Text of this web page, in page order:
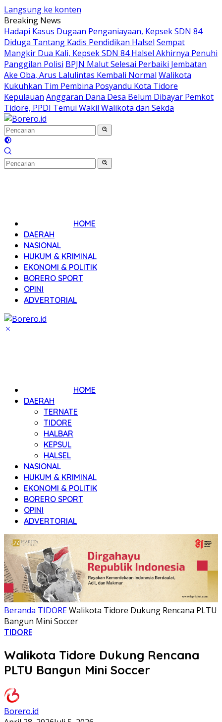
Langsung ke konten
Breaking News
Hadapi Kasus Dugaan Penganiayaan, Kepsek SDN 84
Diduga Tantang Kadis Pendidikan Halsel Sempat
Mangkir Dua Kali, Kepsek SDN 84 Halsel Akhirnya Penuhi
Panggilan Polisi BPJN Malut Selesai Perbaiki Jembatan
Ake Oba, Arus Lalulintas Kembali Normal Walikota
Kukuhkan Tim Pembina Posyandu Kota Tidore
Kepulauan Anggaran Dana Desa Belum Dibayar Pemkot
Tidore, PPDI Temui Wakil Walikota dan Sekda
HOME
DAERAH
NASIONAL
HUKUM & KRIMINAL
EKONOMI & POLITIK
BORERO SPORT
OPINI
ADVERTORIAL
HOME
DAERAH
TERNATE
TIDORE
HALBAR
KEPSUL
HALSEL
NASIONAL
HUKUM & KRIMINAL
EKONOMI & POLITIK
BORERO SPORT
OPINI
ADVERTORIAL
Beranda TIDOREWalikota Tidore Dukung Rencana PLTU
Bangun Mini Soccer
TIDORE
Walikota Tidore Dukung Rencana
PLTU Bangun Mini Soccer
Borero.id